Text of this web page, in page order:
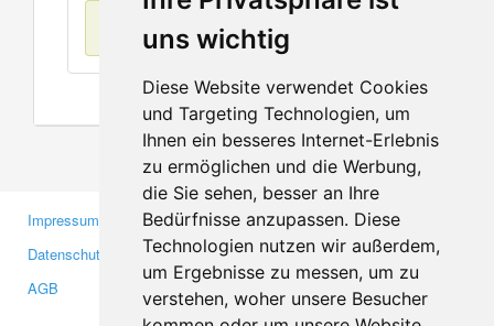
uns wichtig
Diese Website verwendet Cookies
und Targeting Technologien, um
Ihnen ein besseres Internet-Erlebnis
zu ermöglichen und die Werbung,
die Sie sehen, besser an Ihre
Bedürfnisse anzupassen. Diese
Technologien nutzen wir außerdem,
um Ergebnisse zu messen, um zu
verstehen, woher unsere Besucher
Keine Einträge
Impressum
Datenschutzerklärung
AGB
Gewerbetreibende
Investoren